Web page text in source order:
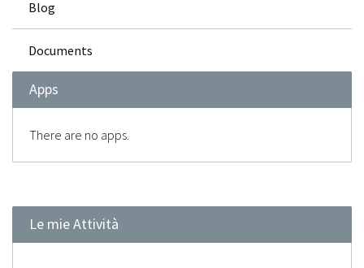
Blog
Documents
Apps
There are no apps.
Le mie Attività